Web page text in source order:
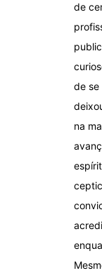
de
de se
na